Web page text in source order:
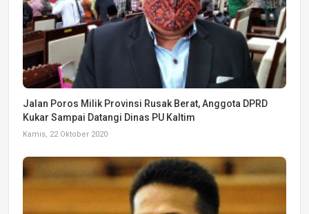
Jalan Poros Milik Provinsi Rusak Berat, Anggota DPRD
Kukar Sampai Datangi Dinas PU Kaltim
Kamis, 22 Oktober 2020